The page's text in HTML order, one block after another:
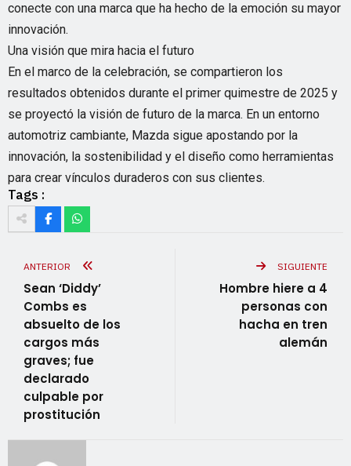
conecte con una marca que ha hecho de la emoción su mayor
innovación.
Una visión que mira hacia el futuro
En el marco de la celebración, se compartieron los
resultados obtenidos durante el primer quimestre de 2025 y
se proyectó la visión de futuro de la marca. En un entorno
automotriz cambiante, Mazda sigue apostando por la
innovación, la sostenibilidad y el diseño como herramientas
para crear vínculos duraderos con sus clientes.
Tags :
ANTERIOR
Sean ‘Diddy’
Combs es
absuelto de los
cargos más
graves; fue
declarado
culpable por
prostitución
SIGUIENTE
Hombre hiere a 4
personas con
hacha en tren
alemán